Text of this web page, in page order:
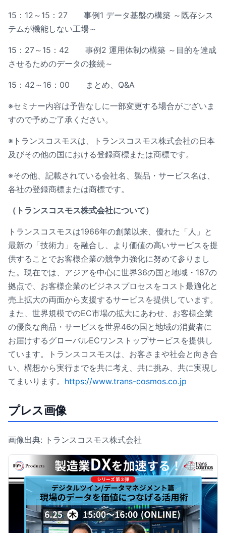
15：12～15：27 事例1 データ基盤の構築 ～既存シス
テムが機能しない工場～
15：27～15：42 事例2 運用体制の構築 ～目的を達成
させるためのデータの接続～
15：42～16：00 まとめ、Q&A
※セミナー内容は予告なしに一部変更する場合がございま
すので予めご了承ください。
※トランスコスモスは、トランスコスモス株式会社の日本
及びその他の国における登録商標または商標です。
※その他、記載されている会社名、製品・サービス名は、
各社の登録商標または商標です。
（トランスコスモス株式会社について）
トランスコスモスは1966年の創業以来、優れた「人」と
最新の「技術力」を融合し、より価値の高いサービスを提
供することでお客様企業の競争力強化に努めて参りまし
た。現在では、アジアを中心に世界36の国と地域・187の
拠点で、お客様企業のビジネスプロセスをコスト最適化と
売上拡大の両面から支援するサービスを提供しています。
また、世界規模でのEC市場の拡大にあわせ、お客様企業
の優良な商品・サービスを世界46の国と地域の消費者に
お届けするグローバルECワンストップサービスを提供し
ています。トランスコスモスは、お客さまや社会と向き合
い、構想から実行までを共に考え、共に挑み、共に実現し
てまいります。 https://www.trans-cosmos.co.jp
プレス画像
画像出典: トランスコスモス株式会社